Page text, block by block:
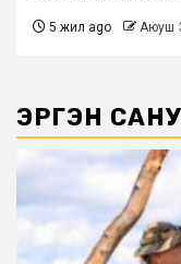
5 жил ago Аюуш
ЭРГЭН